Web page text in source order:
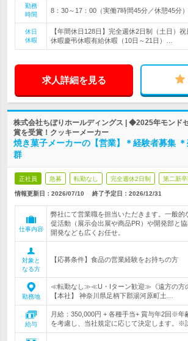
勤務
時間
8：30～17：00（実働7時間45分／休憩45分
休日
休暇
【年間休日128日】完全週休2日制（土日）
休暇慶弔休暇有給休暇（10日～21日）…
求人詳細を見る
株式会社ちぼりホールディングス | ◆2025年モンド
賞を受賞！クッキーメーカー
焼き菓子メーカーの【営業】＊経験者募集
群
正社員 急募 転勤なし 完全週休2日制 第二新
情報更新日：2026/07/10 終了予定日： 2026/12/31
仕事内容
弊社にて営業職を担当いただきます。一般的
促活動（展示会出展や商品PR）や開発部と協
開発なども広くお任せ。
対象と
なる方
【応募条件】食品の営業経験をお持ちの方
勤務地
≪転勤なし≫≪U・Iターン歓迎≫《遠方の方
【本社】 神奈川県足柄下郡湯河原町土…
給与
月給：350,000円 + 各種手当+ 賞与年2回※年
を考慮し、当社規定に応じて決定します。※